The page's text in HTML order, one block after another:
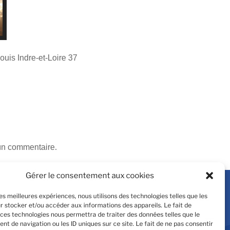
Gérer le consentement aux cookies
meilleures expériences, nous utilisons des technologies telles que les
stocker et/ou accéder aux informations des appareils. Le fait de
technologies nous permettra de traiter des données telles que le
de navigation ou les ID uniques sur ce site. Le fait de ne pas consentir
Indre-et-Loire 37
commentaire.
au jeudi : 8h-12h & 13h-18h
: 8h-13h & 14h-16h